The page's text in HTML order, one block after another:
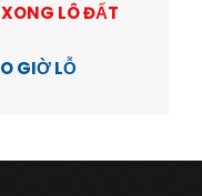
LÔ ĐẤT
GIỜ LỖ